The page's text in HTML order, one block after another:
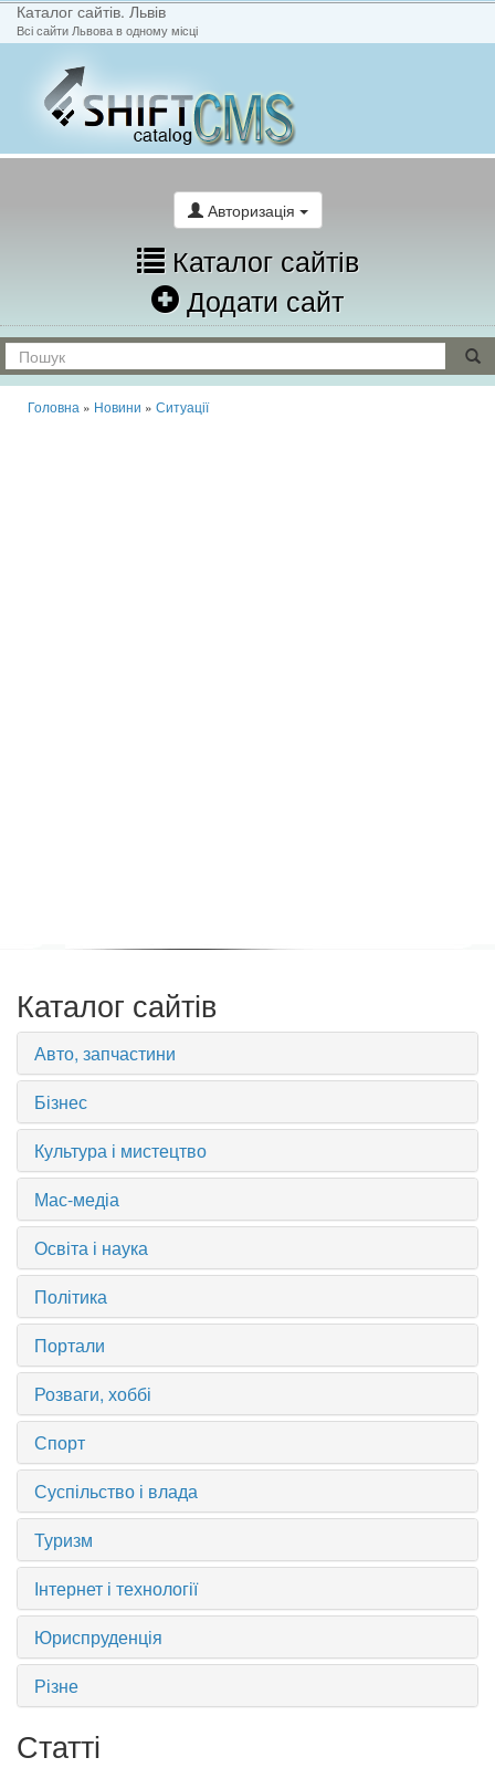
Каталог сайтів. Львів
Всі сайти Львова в одному місці
Авторизація
Каталог сайтів
Додати сайт
Головна » Новини » Ситуації
Каталог сайтів
Авто, запчастини
Бізнес
Культура і мистецтво
Мас-медіа
Освіта і наука
Політика
Портали
Розваги, хоббі
Спорт
Суспільство і влада
Туризм
Інтернет і технології
Юриспруденція
Різне
Статті